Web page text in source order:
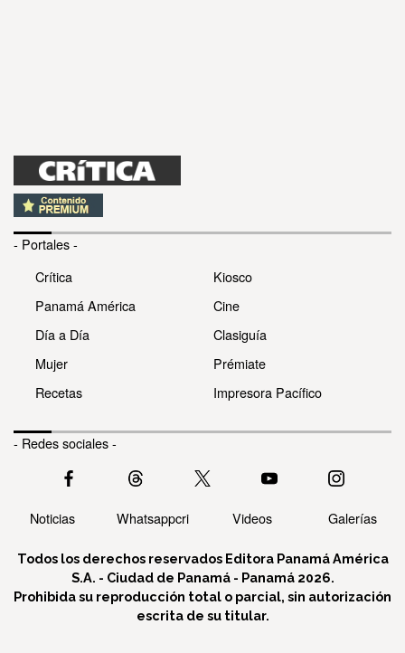
- Portales -
Crítica
Panamá América
Día a Día
Mujer
Recetas
Kiosco
Cine
Clasiguía
Prémiate
Impresora Pacífico
- Redes sociales -
Noticias Whatsappcri Videos Galerías
Todos los derechos reservados Editora Panamá América
S.A. - Ciudad de Panamá - Panamá 2026.
Prohibida su reproducción total o parcial, sin autorización
escrita de su titular.